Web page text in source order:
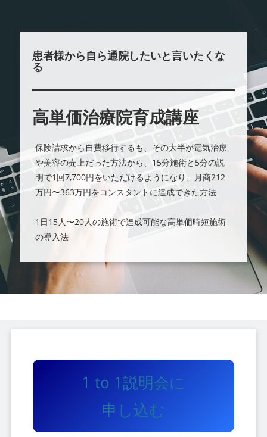
患者様から自ら通院したいと言いたくな
る
高単価治療院育成講座
保険請求から自費移行するも、その大半が電気治療
や美容の売上だった方法から、15分施術と5分の説
明で1回7,700円をいただけるようになり、月商212
万円〜363万円をコンスタントに達成できた方法
1日15人〜20人の施術で達成可能な高単価時短施術
の導入法
1 to 1説明会に
申し込む